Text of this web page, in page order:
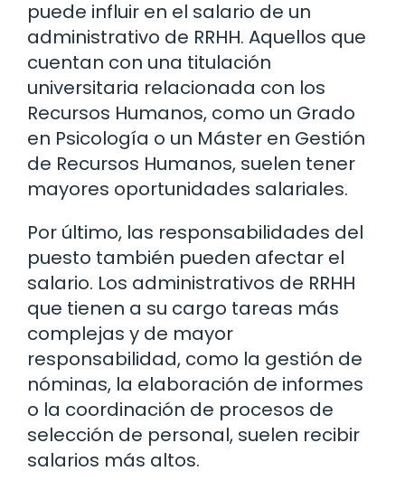
puede influir en el salario de un
administrativo de RRHH. Aquellos que
cuentan con una titulación
universitaria relacionada con los
Recursos Humanos, como un Grado
en Psicología o un Máster en Gestión
de Recursos Humanos, suelen tener
mayores oportunidades salariales.
Por último, las responsabilidades del
puesto también pueden afectar el
salario. Los administrativos de RRHH
que tienen a su cargo tareas más
complejas y de mayor
responsabilidad, como la gestión de
nóminas, la elaboración de informes
o la coordinación de procesos de
selección de personal, suelen recibir
salarios más altos.